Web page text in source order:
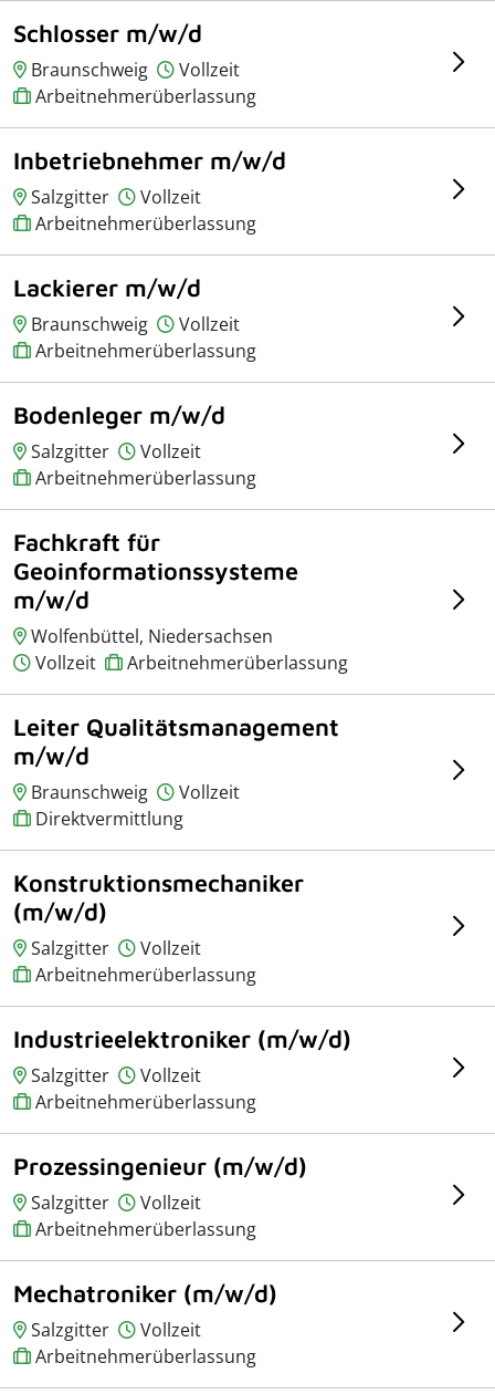
Schlosser m/w/d
Braunschweig
Vollzeit
Arbeitnehmerüberlassung
Inbetriebnehmer m/w/d
Salzgitter
Vollzeit
Arbeitnehmerüberlassung
Lackierer m/w/d
Braunschweig
Vollzeit
Arbeitnehmerüberlassung
Bodenleger m/w/d
Salzgitter
Vollzeit
Arbeitnehmerüberlassung
Fachkraft für
Geoinformationssysteme
m/w/d
Wolfenbüttel, Niedersachsen
Vollzeit
Arbeitnehmerüberlassung
Leiter Qualitätsmanagement
m/w/d
Braunschweig
Vollzeit
Direktvermittlung
Konstruktionsmechaniker
(m/w/d)
Salzgitter
Vollzeit
Arbeitnehmerüberlassung
Industrieelektroniker (m/w/d)
Salzgitter
Vollzeit
Arbeitnehmerüberlassung
Prozessingenieur (m/w/d)
Salzgitter
Vollzeit
Arbeitnehmerüberlassung
Mechatroniker (m/w/d)
Salzgitter
Vollzeit
Arbeitnehmerüberlassung